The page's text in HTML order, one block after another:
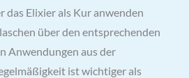
das Elixier als Kur anwenden
über den entsprechenden
Anwendungen aus der
ist wichtiger als